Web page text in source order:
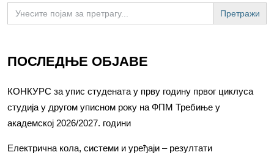
Search
for:
ПОСЛЕДЊЕ ОБЈАВЕ
КОНКУРС за упис студената у прву годину првог циклуса
студија у другом уписном року на ФПМ Требиње у
академској 2026/2027. години
Електрична кола, системи и уређаји – резултати